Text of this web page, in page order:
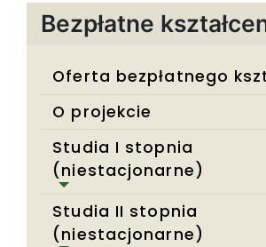
Bezpłatne
Oferta bezpłatnego
O projekcie
Studia I stopnia
(niestacjonarne)
Studia II stopnia
(niestacjonarne)